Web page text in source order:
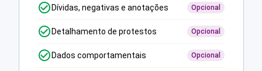
Dívidas, negativas e anotações Opcional
Detalhamento de protestos Opcional
Dados comportamentais Opcional